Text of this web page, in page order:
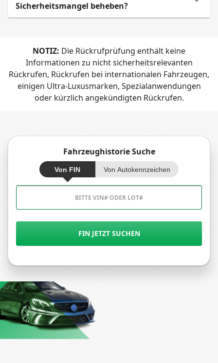
Sicherheitsmangel beheben?
NOTIZ: Die Rückrufprüfung enthält keine
Informationen zu nicht sicherheitsrelevanten
Rückrufen, Rückrufen bei internationalen Fahrzeugen,
einigen Ultra-Luxusmarken, Spezialanwendungen
oder kürzlich angekündigten Rückrufen.
Fahrzeughistorie Suche
Von FIN Von Autokennzeichen
FIN JETZT SUCHEN